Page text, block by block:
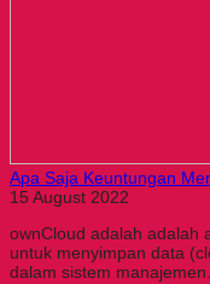
Apa Saja Keuntungan
15 August 2022
ownCloud adalah adalah
untuk menyimpan data
dalam sistem